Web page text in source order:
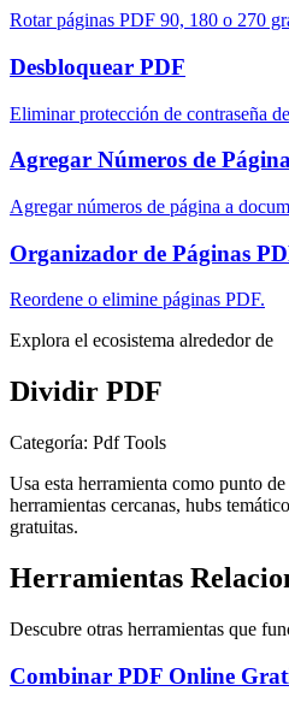
Rotar páginas PDF 90, 180 o 270
Desbloquear PDF
Eliminar protección de contraseña
Agregar Números de
Agregar números de página a
Organizador de Páginas
Reordene o elimine páginas PDF.
Explora el ecosistema alrededor de
Dividir PDF
Categoría: Pdf Tools
Usa esta herramienta como punto
herramientas cercanas, hubs
gratuitas.
Herramientas
Descubre otras herramientas que
Combinar PDF Online